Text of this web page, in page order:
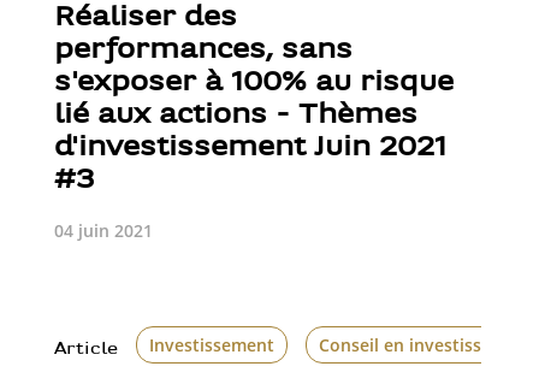
Réaliser des
performances, sans
s'exposer à 100% au risque
lié aux actions - Thèmes
d'investissement Juin 2021
#3
04 juin 2021
Article Investissement Conseil en investissement